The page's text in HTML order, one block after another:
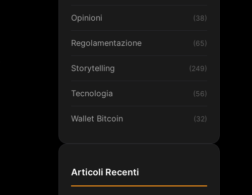
Opinioni (38)
Regolamentazione (65)
Storytelling (249)
Tecnologia (56)
Wallet Bitcoin (32)
Articoli Recenti